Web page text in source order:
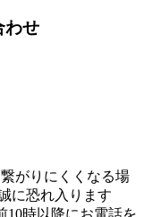
わせ
がりにくくなる場
に恐れ入ります
10時以降にお電話を